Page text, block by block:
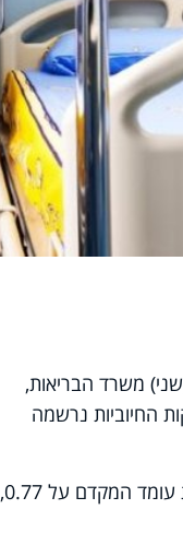
משרד הבריאות,
ובשיעור הבדיקות החיוביות נרשמה
) רשם אף הוא ירידה נוספת, ועומד כעת על 0.76. בחברה הכללית עומד המקדם על 0.77,